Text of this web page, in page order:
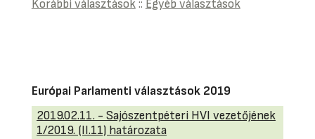
Korábbi választások:: Egyéb választások
Európai Parlamenti választások 2019
2019.02.11. - Sajószentpéteri HVI vezetőjének
1/2019. (II.11) határozata